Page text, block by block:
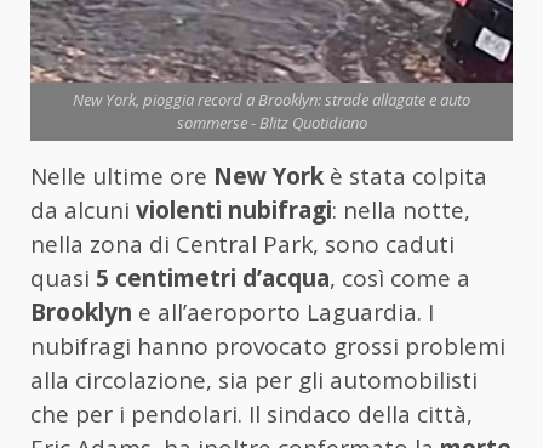
New York, pioggia record a Brooklyn: strade allagate e auto
sommerse - Blitz Quotidiano
Nelle ultime ore New York è stata colpita
da alcuni violenti nubifragi: nella notte,
nella zona di Central Park, sono caduti
quasi 5 centimetri d’acqua, così come a
Brooklyn e all’aeroporto Laguardia. I
nubifragi hanno provocato grossi problemi
alla circolazione, sia per gli automobilisti
che per i pendolari. Il sindaco della città,